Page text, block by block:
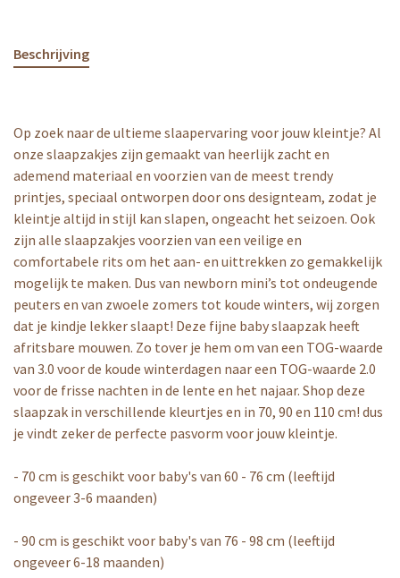
Beschrijving
Op zoek naar de ultieme slaapervaring voor jouw kleintje? Al
onze slaapzakjes zijn gemaakt van heerlijk zacht en
ademend materiaal en voorzien van de meest trendy
printjes, speciaal ontworpen door ons designteam, zodat je
kleintje altijd in stijl kan slapen, ongeacht het seizoen. Ook
zijn alle slaapzakjes voorzien van een veilige en
comfortabele rits om het aan- en uittrekken zo gemakkelijk
mogelijk te maken. Dus van newborn mini’s tot ondeugende
peuters en van zwoele zomers tot koude winters, wij zorgen
dat je kindje lekker slaapt! Deze fijne baby slaapzak heeft
afritsbare mouwen. Zo tover je hem om van een TOG-waarde
van 3.0 voor de koude winterdagen naar een TOG-waarde 2.0
voor de frisse nachten in de lente en het najaar. Shop deze
slaapzak in verschillende kleurtjes en in 70, 90 en 110 cm! dus
je vindt zeker de perfecte pasvorm voor jouw kleintje.
- 70 cm is geschikt voor baby's van 60 - 76 cm (leeftijd
ongeveer 3-6 maanden)
- 90 cm is geschikt voor baby's van 76 - 98 cm (leeftijd
ongeveer 6-18 maanden)